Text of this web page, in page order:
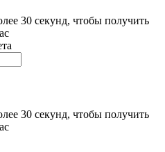
30 секунд, чтобы получить
30 секунд, чтобы получить